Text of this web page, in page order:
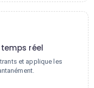
temps réel
et applique les